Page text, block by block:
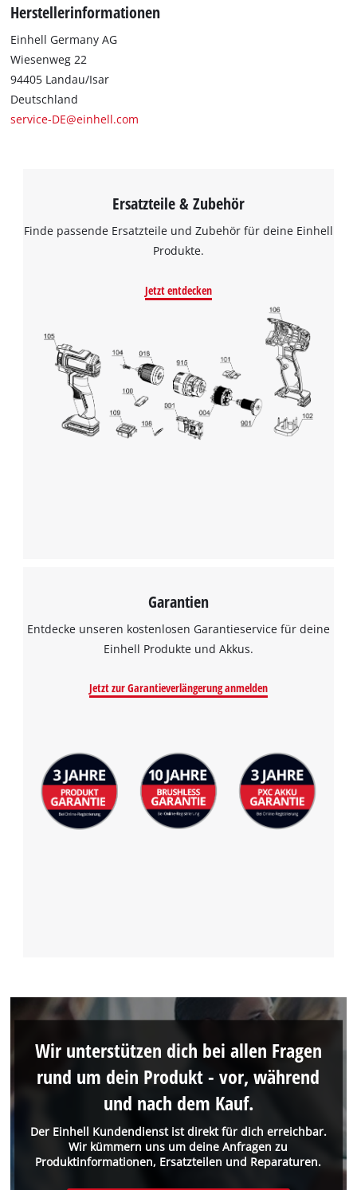
Herstellerinformationen
Einhell Germany AG
Wiesenweg 22
94405 Landau/Isar
Deutschland
service-DE@einhell.com
Ersatzteile & Zubehör
Finde passende Ersatzteile und Zubehör für deine Einhell
Produkte.
Jetzt entdecken
Garantien
Entdecke unseren kostenlosen Garantieservice für deine
Einhell Produkte und Akkus.
Jetzt zur Garantieverlängerung anmelden
Der Einhell Kundendienst ist direkt für dich erreichbar.
Wir kümmern uns um deine Anfragen zu
Produktinformationen, Ersatzteilen und Reparaturen.
Wir unterstützen dich bei allen Fragen
rund um dein Produkt - vor, während
und nach dem Kauf.